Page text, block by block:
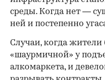
среды. Когда нет —
ней и постепенно
Случаи, когда жители
«шаурмичной» у
алкомаркета, и